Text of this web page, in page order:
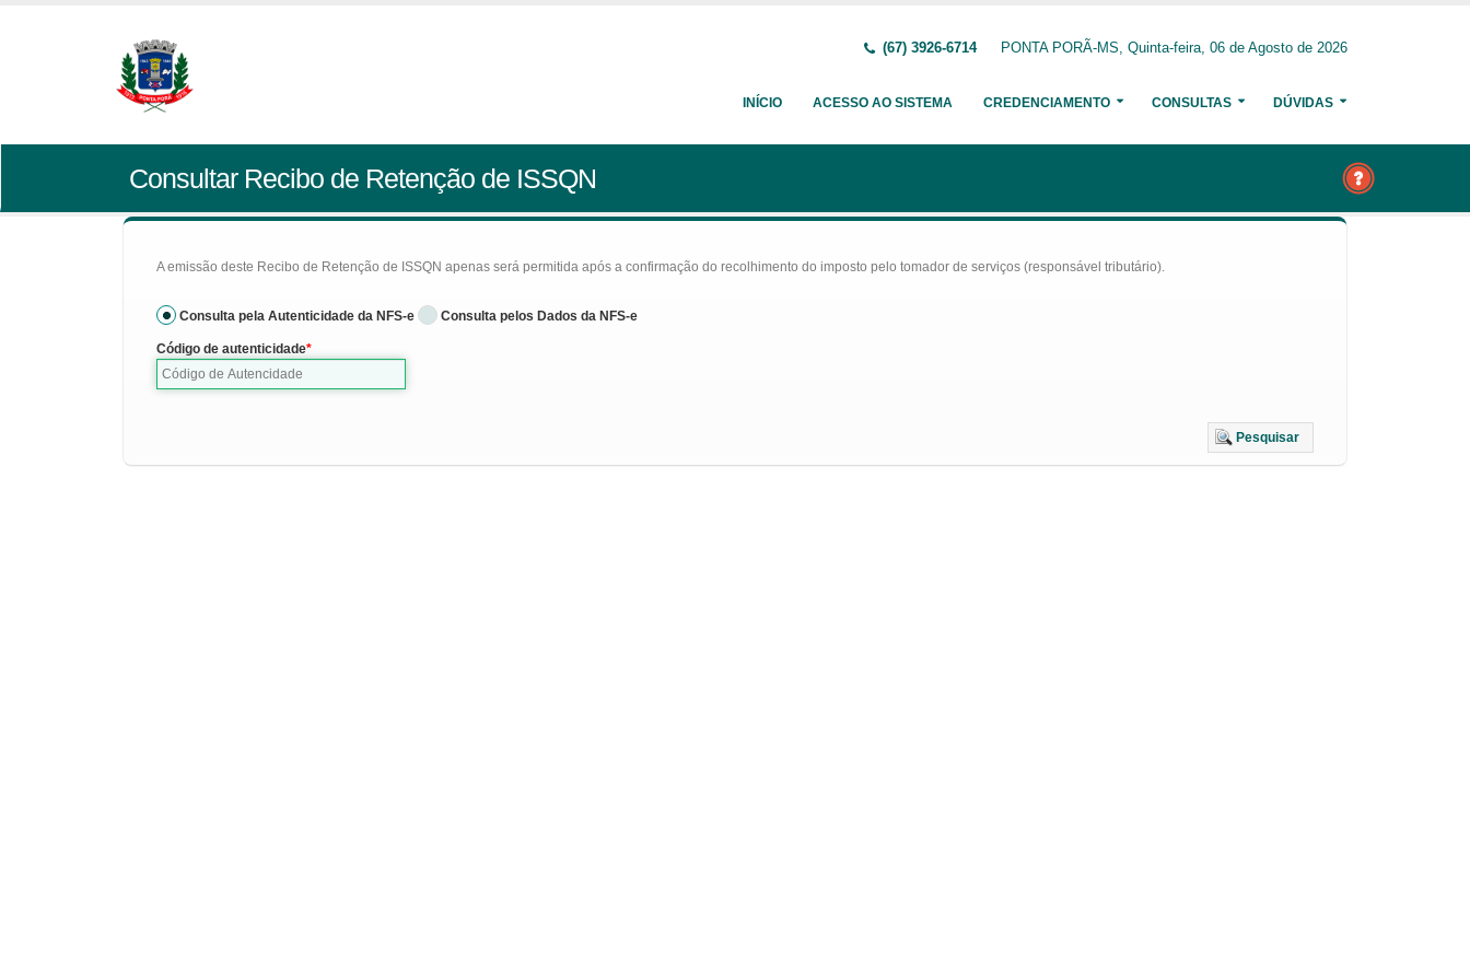
(67) 3926-6714 PONTA PORÃ-MS, Quinta-feira, 06 de Agosto de 2026
INÍCIO ACESSO AO SISTEMA CREDENCIAMENTO CONSULTAS DÚVIDAS
Consultar Recibo de Retenção de ISSQN
A emissão deste Recibo de Retenção de ISSQN apenas será permitida após a confirmação do recolhimento do imposto pelo tomador de serviços (responsável tributário).
Consulta pela Autenticidade da NFS-e Consulta pelos Dados da NFS-e
Código de autenticidade
Pesquisar